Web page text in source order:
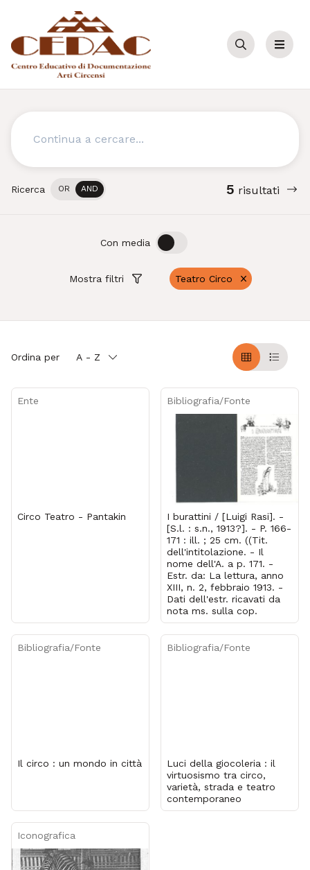
Cerca Menu
Cerca
Ricerca OR AND 5 risultati
Mostra filtri Teatro Circo
Con media OFF
Ordina per A - Z
GrigliaTable
Ente
Circo Teatro - Pantakin
Bibliografia/Fonte
I burattini / [Luigi Rasi]. -
[S.l. : s.n., 1913?]. - P. 166-
171 : ill. ; 25 cm. ((Tit.
dell'intitolazione. - Il
nome dell'A. a p. 171. -
Estr. da: La lettura, anno
XIII, n. 2, febbraio 1913. -
Dati dell'estr. ricavati da
nota ms. sulla cop.
Bibliografia/Fonte
Il circo : un mondo in città
Bibliografia/Fonte
Luci della giocoleria : il
virtuosismo tra circo,
varietà, strada e teatro
contemporaneo
Iconografica